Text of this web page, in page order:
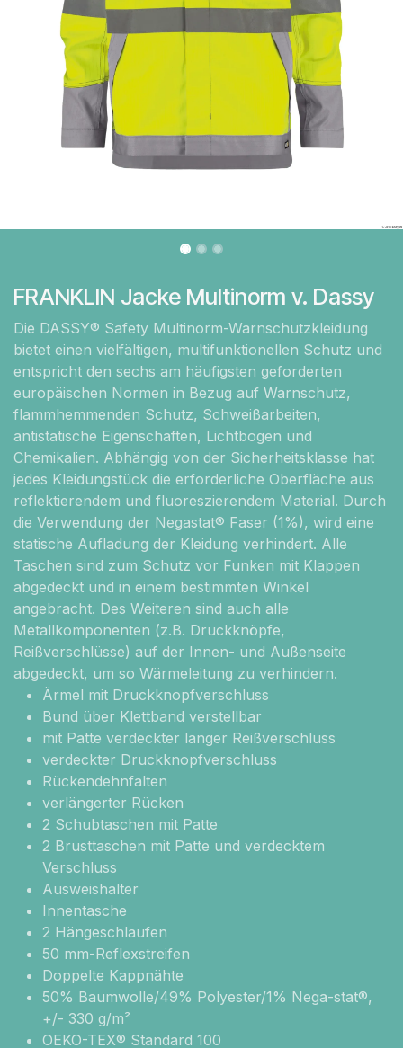
FRANKLIN Jacke Multinorm v. Dassy
Die DASSY® Safety Multinorm-Warnschutzkleidung
bietet einen vielfältigen, multifunktionellen Schutz und
entspricht den sechs am häufigsten geforderten
europäischen Normen in Bezug auf Warnschutz,
flammhemmenden Schutz, Schweißarbeiten,
antistatische Eigenschaften, Lichtbogen und
Chemikalien. Abhängig von der Sicherheitsklasse hat
jedes Kleidungstück die erforderliche Oberfläche aus
reflektierendem und fluoreszierendem Material. Durch
die Verwendung der Negastat® Faser (1%), wird eine
statische Aufladung der Kleidung verhindert. Alle
Taschen sind zum Schutz vor Funken mit Klappen
abgedeckt und in einem bestimmten Winkel
angebracht. Des Weiteren sind auch alle
Metallkomponenten (z.B. Druckknöpfe,
Reißverschlüsse) auf der Innen- und Außenseite
abgedeckt, um so Wärmeleitung zu verhindern.
Ärmel mit Druckknopfverschluss
Bund über Klettband verstellbar
mit Patte verdeckter langer Reißverschluss
verdeckter Druckknopfverschluss
Rückendehnfalten
verlängerter Rücken
2 Schubtaschen mit Patte
2 Brusttaschen mit Patte und verdecktem
Verschluss
Ausweishalter
Innentasche
2 Hängeschlaufen
50 mm-Reflexstreifen
Doppelte Kappnähte
50% Baumwolle/49% Polyester/1% Nega-stat®,
+/- 330 g/m²
OEKO-TEX® Standard 100